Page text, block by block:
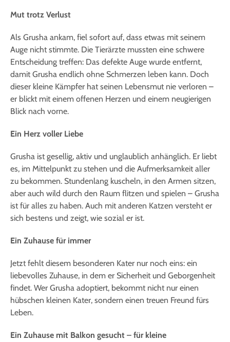
Mut trotz Verlust
Als Grusha ankam, fiel sofort auf, dass etwas mit seinem
Auge nicht stimmte. Die Tierärzte mussten eine schwere
Entscheidung treffen: Das defekte Auge wurde entfernt,
damit Grusha endlich ohne Schmerzen leben kann. Doch
dieser kleine Kämpfer hat seinen Lebensmut nie verloren –
er blickt mit einem offenen Herzen und einem neugierigen
Blick nach vorne.
Ein Herz voller Liebe
Grusha ist gesellig, aktiv und unglaublich anhänglich. Er liebt
es, im Mittelpunkt zu stehen und die Aufmerksamkeit aller
zu bekommen. Stundenlang kuscheln, in den Armen sitzen,
aber auch wild durch den Raum flitzen und spielen – Grusha
ist für alles zu haben. Auch mit anderen Katzen versteht er
sich bestens und zeigt, wie sozial er ist.
Ein Zuhause für immer
Jetzt fehlt diesem besonderen Kater nur noch eins: ein
liebevolles Zuhause, in dem er Sicherheit und Geborgenheit
findet. Wer Grusha adoptiert, bekommt nicht nur einen
hübschen kleinen Kater, sondern einen treuen Freund fürs
Leben.
Ein Zuhause mit Balkon gesucht – für kleine